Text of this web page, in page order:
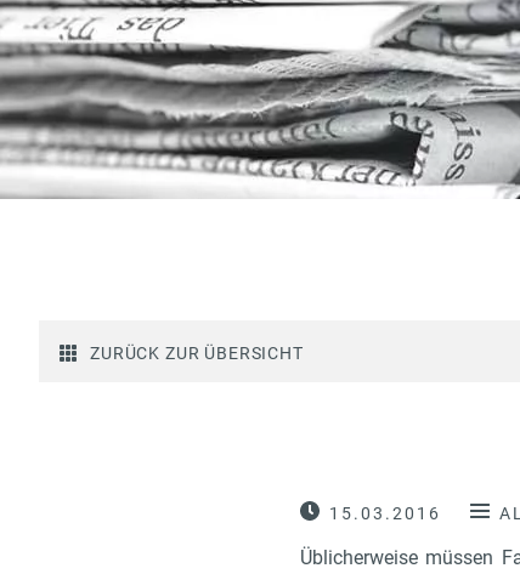
ZURÜCK ZUR ÜBERSICHT
15.03.2016
Üblicherweise müssen